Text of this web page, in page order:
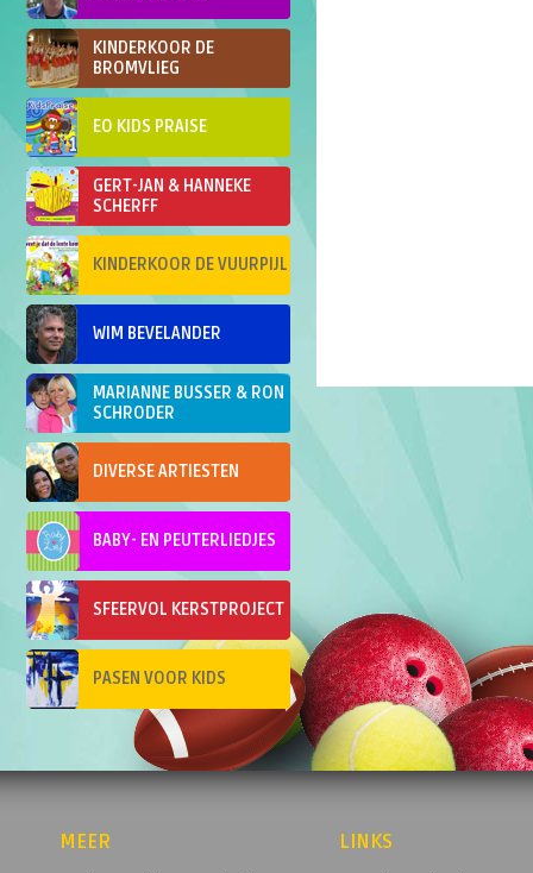
KINDERKOOR DE
BROMVLIEG
EO KIDS PRAISE
GERT-JAN & HANNEKE
SCHERFF
KINDERKOOR DE VUURPIJL
WIM BEVELANDER
MARIANNE BUSSER & RON
SCHRODER
DIVERSE ARTIESTEN
BABY- EN PEUTERLIEDJES
SFEERVOL KERSTPROJECT
PASEN VOOR KIDS
MEER LINKS